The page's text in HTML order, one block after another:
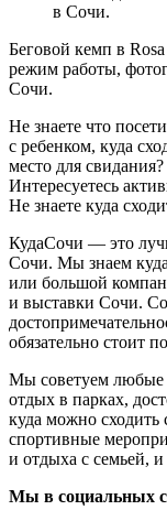
в Сочи.
Беговой кемп в
режим работы,
Сочи.
Не знаете что
с ребенком, куда
место для
Интересуетесь
Не знаете куда
КудаСочи — это
Сочи. Мы знаем
или большой
и выставки Сочи.
обязательно стоит
Мы советуем любые
отдых в парках,
куда можно сходить
спортивные
и отдыха с семьей,
Мы в социальных